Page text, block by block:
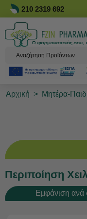
210 2319 692
Αρχική > Μητέρα-
Περιποίηση
Εμφάνιση ανά